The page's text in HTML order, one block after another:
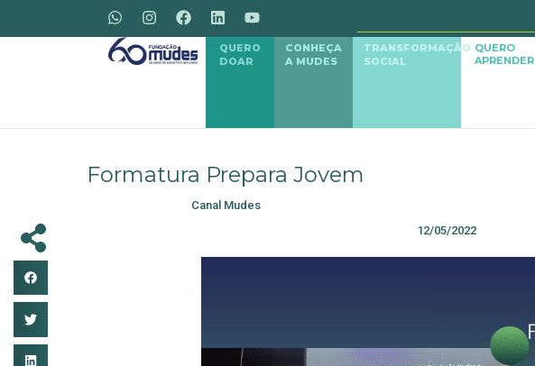
QUERO
DOAR
CONHEÇA
A MUDES
TRANSFORMAÇÃO
SOCIAL
QUERO
APRENDER
Formatura Prepara Jovem
Canal Mudes
12/05/2022